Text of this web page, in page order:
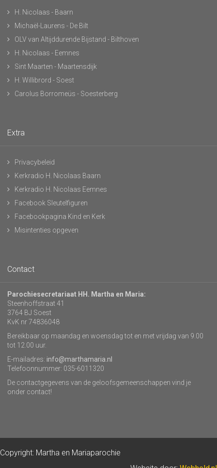
H. Nicolaas - Baarn
Michaël-Laurens - De Bilt
OLV van Altijddurende Bijstand - Bilthoven
H. Nicolaas - Eemnes
Sint Maarten - Maartensdijk
H. Willibrord - Soest
Carolus Borromeüs - Soesterberg
Extra
Privacybeleid
Kerkradio H. Nicolaas Baarn
Kerkradio H. Nicolaas Eemnes
Facebook Sleutelfiguren
Facebookpagina Kind en Kerk
Misintenties opgeven
Contact
Parochiesecretariaat HH. Martha en Maria:
Steenhoffstraat 41
3764 BJ Soest
KvK nr 74836048
Bereikbaar op maandag en woensdag tot en met vrijdag van 9.00
tot 12.00 uur.
E-mailadres: info@marthamaria.nl
Telefoonnummer: 035-6011320
De contactgegevens van de geloofsgemeenschappen vind je
onder contact!
Copyright: Martha en Mariaparochie